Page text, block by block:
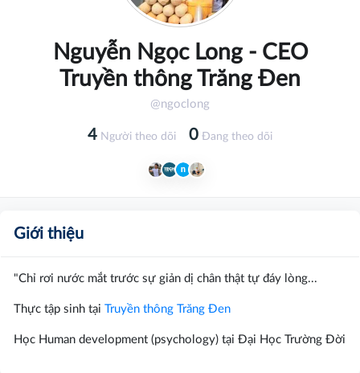
Nguyễn Ngọc Long - CEO
Truyền thông Trăng Đen
@ngoclong
4 Người theo dõi 0 Đang theo dõi
Giới thiệu
"Chỉ rơi nước mắt trước sự giản dị chân thật tự đáy lòng...
Thực tập sinh tại Truyền thông Trăng Đen
Học Human development (psychology) tại Đại Học Trường Đời